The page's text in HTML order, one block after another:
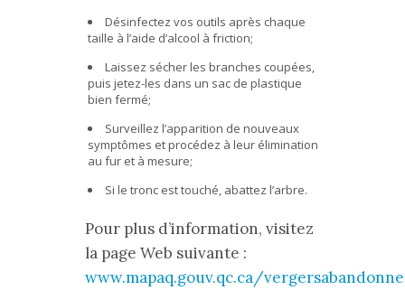
Désinfectez vos outils après chaque
taille à l’aide d’alcool à friction;
Laissez sécher les branches coupées,
puis jetez-les dans un sac de plastique
bien fermé;
Surveillez l’apparition de nouveaux
symptômes et procédez à leur élimination
au fur et à mesure;
Si le tronc est touché, abattez l’arbre.
Pour plus d’information, visitez
la page Web suivante :
www.mapaq.gouv.qc.ca/